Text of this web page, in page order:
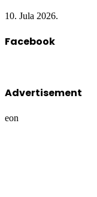
10. Jula 2026.
Facebook
Advertisement
eon